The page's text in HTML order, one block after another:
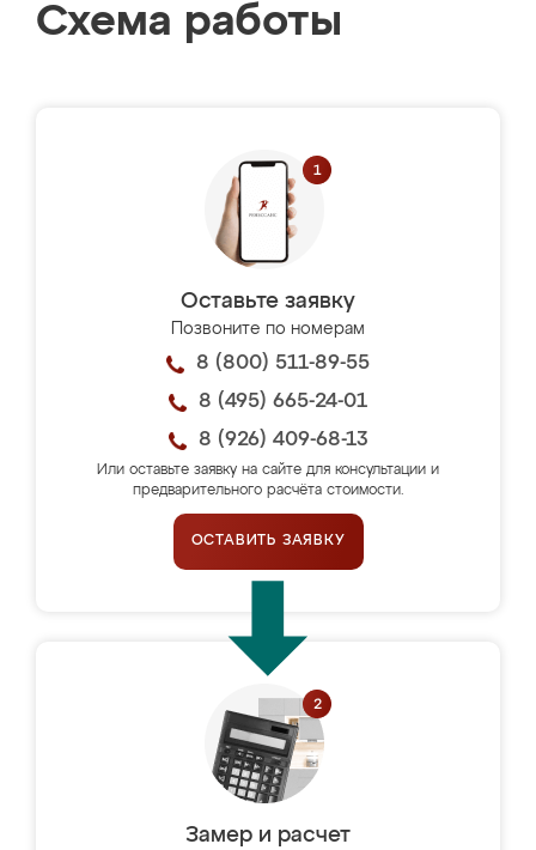
Схема работы
Оставьте заявку
Позвоните по номерам
8 (800) 511-89-55
8 (495) 665-24-01
8 (926) 409-68-13
Или оставьте заявку на сайте для консультации и
предварительного расчёта стоимости.
ОСТАВИТЬ ЗАЯВКУ
Замер и расчет